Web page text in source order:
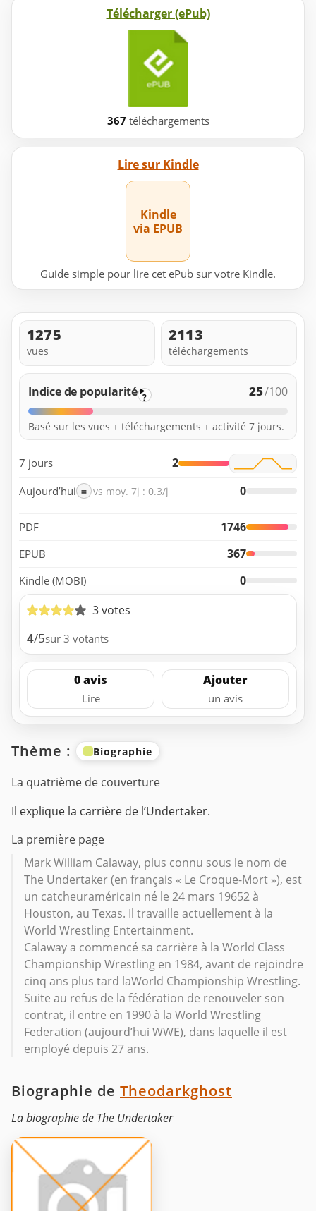
Télécharger (ePub)
367 téléchargements
Lire sur Kindle
Kindle
via EPUB
Guide simple pour lire cet ePub sur votre Kindle.
1275
vues
2113
téléchargements
Indice de popularité ? 25/100
Basé sur les vues + téléchargements + activité 7 jours.
7 jours 2
Aujourd’hui = vs moy. 7j : 0.3/j 0
PDF 1746
EPUB 367
Kindle (MOBI)
0
3 votes
4/5sur 3 votants
0 avis
Lire
Ajouter
un avis
Thème : Biographie
La quatrième de couverture
Il explique la carrière de l’Undertaker.
La première page
Mark William Calaway, plus connu sous le nom de
The Undertaker (en français « Le Croque-Mort »), est
un catcheuraméricain né le 24 mars 19652 à
Houston, au Texas. Il travaille actuellement à la
World Wrestling Entertainment.
Calaway a commencé sa carrière à la World Class
Championship Wrestling en 1984, avant de rejoindre
cinq ans plus tard laWorld Championship Wrestling.
Suite au refus de la fédération de renouveler son
contrat, il entre en 1990 à la World Wrestling
Federation (aujourd’hui WWE), dans laquelle il est
employé depuis 27 ans.
Biographie de Theodarkghost
La biographie de The Undertaker